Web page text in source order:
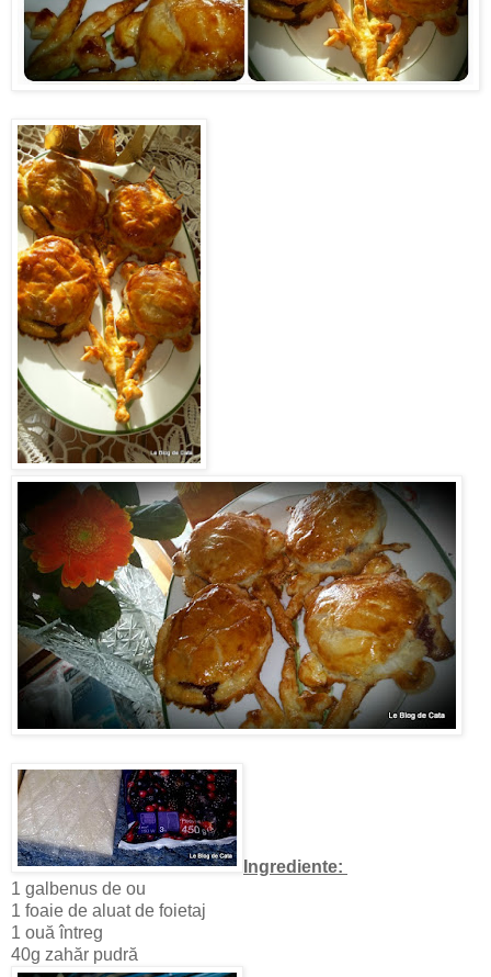
Ingrediente:
1 galbenus de ou
1 foaie de aluat de foietaj
1 ouă întreg
40g zahăr pudră